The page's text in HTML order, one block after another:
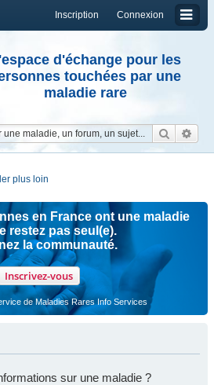
Connexion
Inscription
d'échange pour les
touchées par une
maladie rare
plus loin
en France ont une maladie
restez pas seul(e).
la communauté.
Inscrivez-vous
de Maladies Rares Info Services
sur une maladie ?